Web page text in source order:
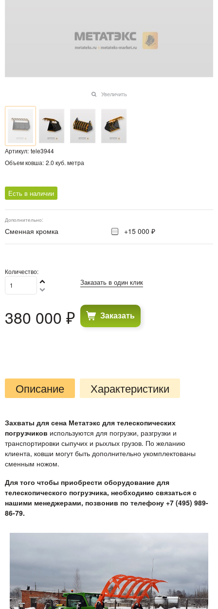
Увеличить
Артикул: tele3944
Объем ковша: 2.0 куб. метра
Есть в наличии
Дополнительно:
Сменная кромка +15 000 ₽
Количество:
380 000 ₽
Заказать в один клик
Заказать
Описание Характеристики
Захваты для сена Метатэкс для телескопических
погрузчиков используются для погрузки, разгрузки и
транспортировки сыпучих и рыхлых грузов. По желанию
клиента, ковши могут быть дополнительно укомплектованы
сменным ножом.
Для того чтобы приобрести оборудование для
телескопического погрузчика, необходимо связаться с
нашими менеджерами, позвонив по телефону +7 (495) 989-
86-79.